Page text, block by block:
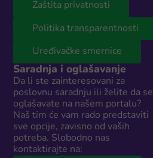
Zaštita privatnosti
Politika transparentnosti
Uređivačke smernice
Saradnja i oglašavanje
Da li ste zainteresovani za
poslovnu saradnju ili želite da se
oglašavate na našem portalu?
Naš tim će vam rado predstaviti
sve opcije, zavisno od vaših
potreba. Slobodno nas
kontaktirajte na: